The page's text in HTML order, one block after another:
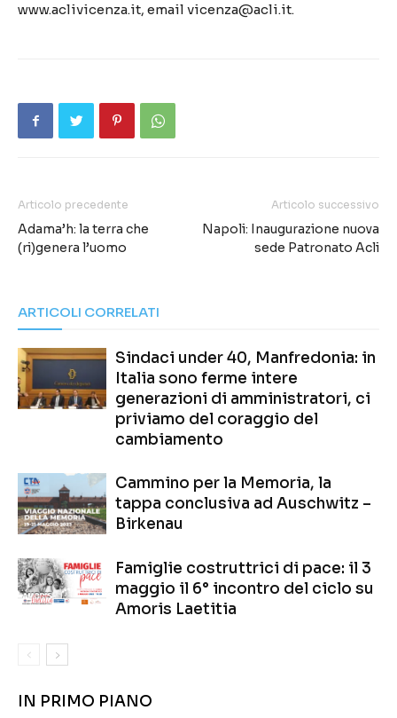
www.aclivicenza.it, email vicenza@acli.it.
Articolo precedente
Adama’h: la terra che
(ri)genera l’uomo
Articolo successivo
Napoli: Inaugurazione nuova
sede Patronato Acli
ARTICOLI CORRELATI
Sindaci under 40, Manfredonia: in
Italia sono ferme intere
generazioni di amministratori, ci
priviamo del coraggio del
cambiamento
Cammino per la Memoria, la
tappa conclusiva ad Auschwitz –
Birkenau
Famiglie costruttrici di pace: il 3
maggio il 6° incontro del ciclo su
Amoris Laetitia
IN PRIMO PIANO